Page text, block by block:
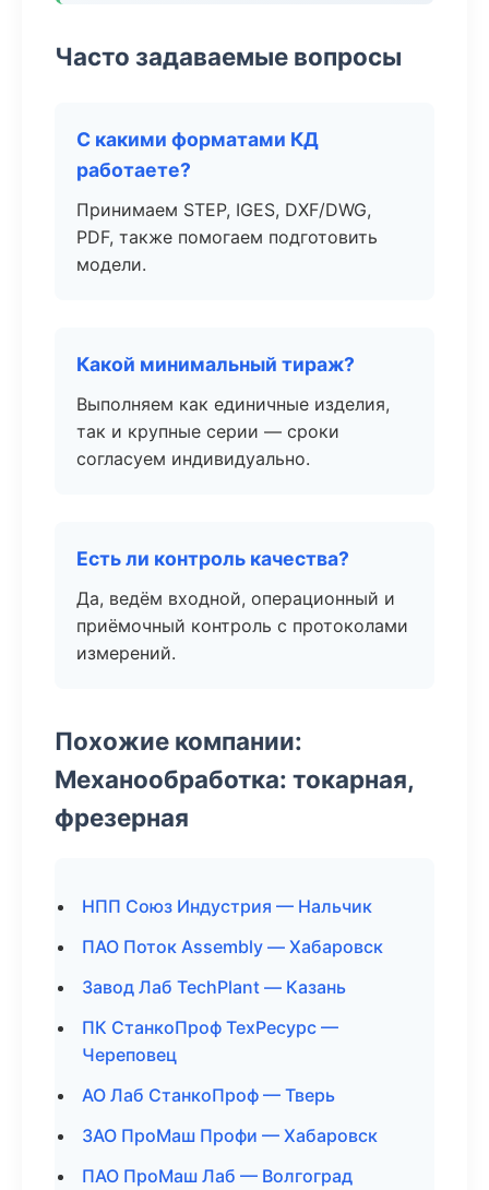
Часто задаваемые вопросы
С какими форматами КД
работаете?
Принимаем STEP, IGES, DXF/DWG,
PDF, также помогаем подготовить
модели.
Какой минимальный тираж?
Выполняем как единичные изделия,
так и крупные серии — сроки
согласуем индивидуально.
Есть ли контроль качества?
Да, ведём входной, операционный и
приёмочный контроль с протоколами
измерений.
Похожие компании:
Механообработка: токарная,
фрезерная
НПП Союз Индустрия — Нальчик
ПАО Поток Assembly — Хабаровск
Завод Лаб TechPlant — Казань
ПК СтанкоПроф ТехРесурс —
Череповец
АО Лаб СтанкоПроф — Тверь
ЗАО ПроМаш Профи — Хабаровск
ПАО ПроМаш Лаб — Волгоград